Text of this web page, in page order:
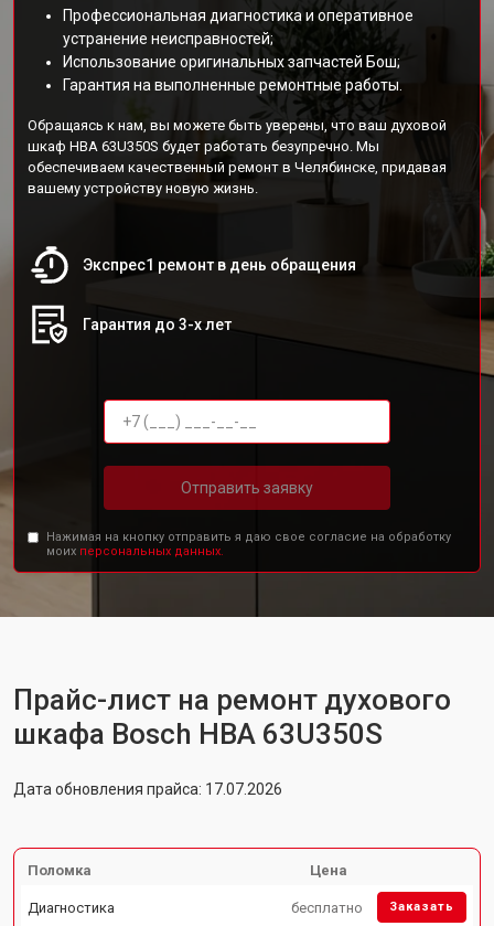
Профессиональная диагностика и оперативное
устранение неисправностей;
Использование оригинальных запчастей Бош;
Гарантия на выполненные ремонтные работы.
Обращаясь к нам, вы можете быть уверены, что ваш духовой
шкаф HBA 63U350S будет работать безупречно. Мы
обеспечиваем качественный ремонт в Челябинске, придавая
вашему устройству новую жизнь.
Экспрес1 ремонт в день обращения
Гарантия до 3-х лет
Отправить заявку
Нажимая на кнопку отправить я даю свое согласие на обработку
моих персональных данных.
Прайс-лист на ремонт духового
шкафа Bosch HBA 63U350S
Дата обновления прайса: 17.07.2026
Поломка Цена
Диагностика бесплатно Заказать